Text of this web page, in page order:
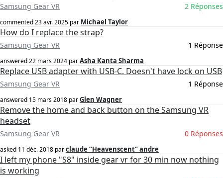
Samsung Gear VR 2 Réponses
commented23 avr. 2025 par Michael Taylor
How do I replace the strap?
Samsung Gear VR 1 Réponse
answered22 mars 2024 parAsha Kanta Sharma
Replace USB adapter with USB-C. Doesn't have lock on USB
Samsung Gear VR 1 Réponse
answered 15 mars 2018 parGlen Wagner
Remove the home and back button on the Samsung VR
headset
Samsung Gear VR 0 Réponses
asked 11 déc. 2018 parclaude “Heavenscent” andre
I left my phone "S8" inside gear vr for 30 min now nothing
is working